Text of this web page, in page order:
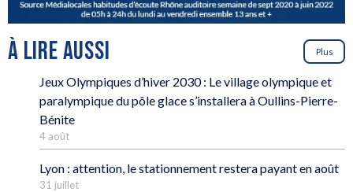
À LIRE AUSSI Plus
Jeux Olympiques d’hiver 2030 : Le village olympique et
paralympique du pôle glace s’installera à Oullins-Pierre-
Bénite
4 août
Lyon : attention, le stationnement restera payant en août
31 juillet